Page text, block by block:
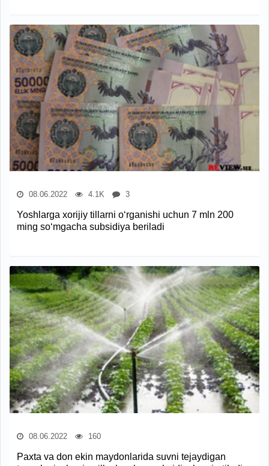
08.06.2022 4.1K 3
Yoshlarga xorijiy tillarni o‘rganishi uchun 7 mln 200
ming so‘mgacha subsidiya beriladi
08.06.2022 160
Paxta va don ekin maydonlarida suvni tejaydigan